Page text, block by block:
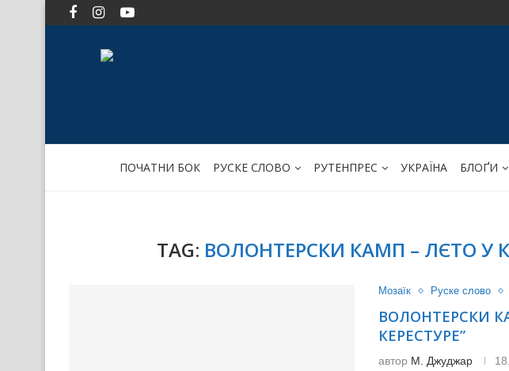
ПОЧАТНИ БОК РУСКЕ СЛОВО РУТЕНПРЕС УКРАЇНА БЛОҐИ
TAG: ВОЛОНТЕРСКИ КАМП – ЛЄТО У
Мозаїк Руске слово
ВОЛОНТЕРСКИ
КЕРЕСТУРЕ”
автор М. Джуджар